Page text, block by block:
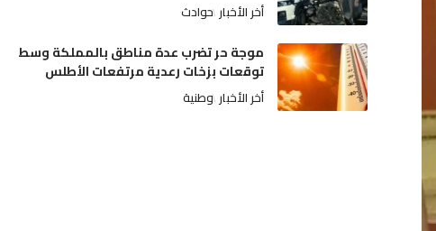
أخر الأخبار حوادث
موجة حر تضرب عدة مناطق بالمملكة وسط
توقعات بزخات رعدية مرتفعات الأطلس
أخر الأخبار وطنية